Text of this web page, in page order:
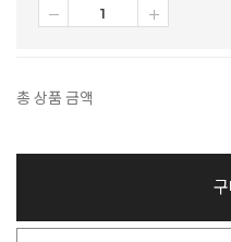
총 상품 금액